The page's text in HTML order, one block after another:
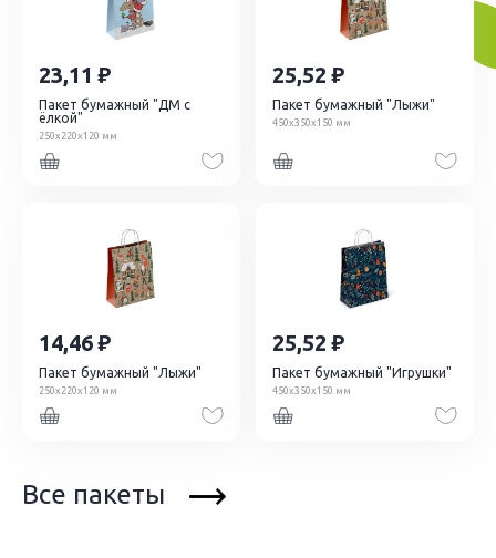
23,11
Пакет бумажный "ДМ с
ёлкой"
250х220х120 мм
25,52
Пакет бумажный "Лыжи"
450х350х150 мм
14,46
Пакет бумажный "Лыжи"
250х220х120 мм
25,52
Пакет бумажный "Игрушки"
450х350х150 мм
Все пакеты